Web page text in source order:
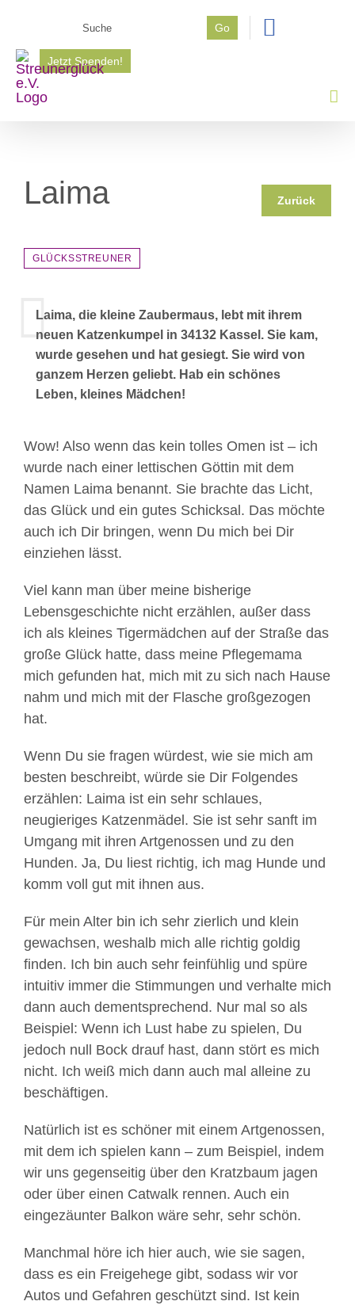
springen
Go
Jetzt Spenden!
Laima Zurück
GLÜCKSSTREUNER
Laima, die kleine Zaubermaus, lebt mit ihrem
neuen Katzenkumpel in 34132 Kassel. Sie kam,
wurde gesehen und hat gesiegt. Sie wird von
ganzem Herzen geliebt. Hab ein schönes
Leben, kleines Mädchen!
Wow! Also wenn das kein tolles Omen ist – ich
wurde nach einer lettischen Göttin mit dem
Namen Laima benannt. Sie brachte das Licht,
das Glück und ein gutes Schicksal. Das möchte
auch ich Dir bringen, wenn Du mich bei Dir
einziehen lässt.
Viel kann man über meine bisherige
Lebensgeschichte nicht erzählen, außer dass
ich als kleines Tigermädchen auf der Straße das
große Glück hatte, dass meine Pflegemama
mich gefunden hat, mich mit zu sich nach Hause
nahm und mich mit der Flasche großgezogen
hat.
Wenn Du sie fragen würdest, wie sie mich am
besten beschreibt, würde sie Dir Folgendes
erzählen: Laima ist ein sehr schlaues,
neugieriges Katzenmädel. Sie ist sehr sanft im
Umgang mit ihren Artgenossen und zu den
Hunden. Ja, Du liest richtig, ich mag Hunde und
komm voll gut mit ihnen aus.
Für mein Alter bin ich sehr zierlich und klein
gewachsen, weshalb mich alle richtig goldig
finden. Ich bin auch sehr feinfühlig und spüre
intuitiv immer die Stimmungen und verhalte mich
dann auch dementsprechend. Nur mal so als
Beispiel: Wenn ich Lust habe zu spielen, Du
jedoch null Bock drauf hast, dann stört es mich
nicht. Ich weiß mich dann auch mal alleine zu
beschäftigen.
Natürlich ist es schöner mit einem Artgenossen,
mit dem ich spielen kann – zum Beispiel, indem
wir uns gegenseitig über den Kratzbaum jagen
oder über einen Catwalk rennen. Auch ein
eingezäunter Balkon wäre sehr, sehr schön.
Manchmal höre ich hier auch, wie sie sagen,
dass es ein Freigehege gibt, sodass wir vor
Autos und Gefahren geschützt sind. Ist kein